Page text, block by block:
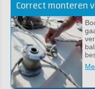
Correct monteren